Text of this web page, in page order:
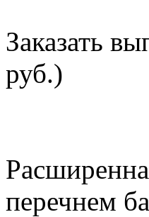
Заказать
руб.)
перечнем